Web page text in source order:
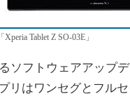
「Xperia Tablet Z SO-03E」
ソフトウェアアップ
リはワンセグとフル